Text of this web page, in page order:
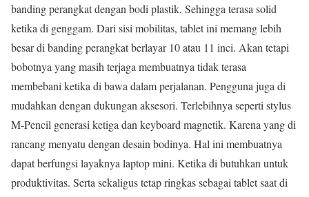
banding perangkat dengan bodi plastik. Sehingga terasa solid
ketika di genggam. Dari sisi mobilitas, tablet ini memang lebih
besar di banding perangkat berlayar 10 atau 11 inci. Akan tetapi
bobotnya yang masih terjaga membuatnya tidak terasa
membebani ketika di bawa dalam perjalanan. Pengguna juga di
mudahkan dengan dukungan aksesori. Terlebihnya seperti stylus
M-Pencil generasi ketiga dan keyboard magnetik. Karena yang di
rancang menyatu dengan desain bodinya. Hal ini membuatnya
dapat berfungsi layaknya laptop mini. Ketika di butuhkan untuk
produktivitas. Serta sekaligus tetap ringkas sebagai tablet saat di